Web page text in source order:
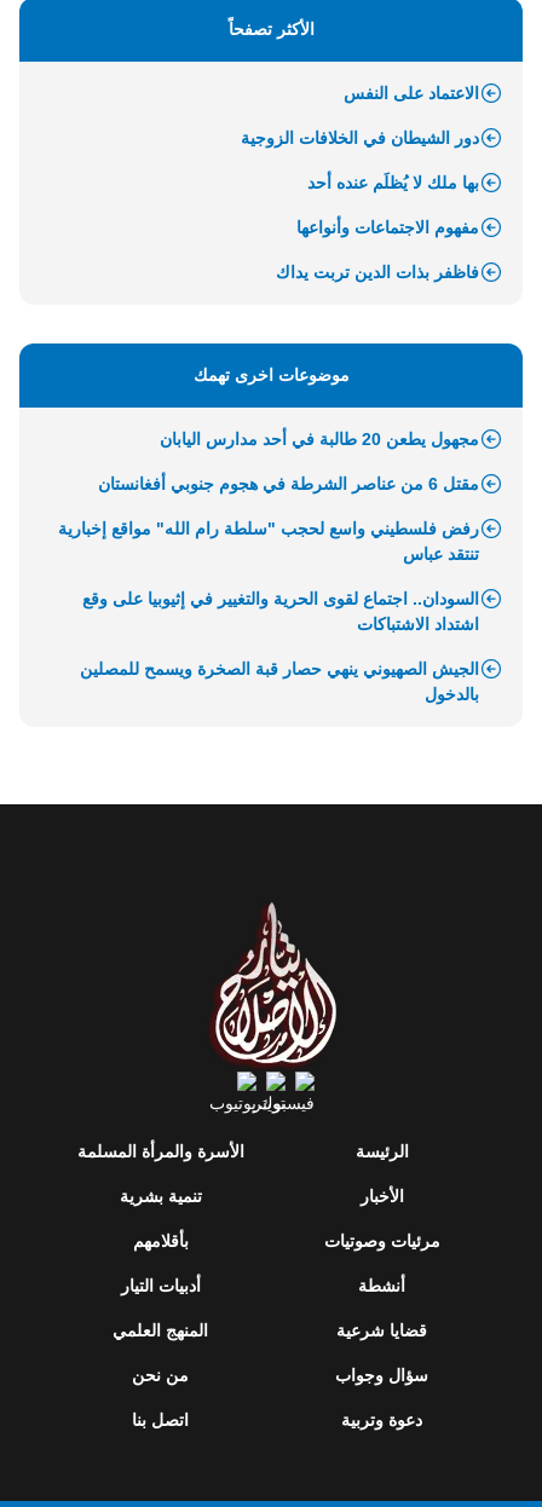
الأكثر تصفحاً
الاعتماد على النفس
دور الشيطان في الخلافات الزوجية
بها ملك لا يُظلَم عنده أحد
مفهوم الاجتماعات وأنواعها
فاظفر بذات الدين تربت يداك
موضوعات اخرى تهمك
مجهول يطعن 20 طالبة في أحد مدارس اليابان
مقتل 6 من عناصر الشرطة في هجوم جنوبي أفغانستان
رفض فلسطيني واسع لحجب "سلطة رام الله" مواقع إخبارية
تنتقد عباس
السودان.. اجتماع لقوى الحرية والتغيير في إثيوبيا على وقع
اشتداد الاشتباكات
الجيش الصهيوني ينهي حصار قبة الصخرة ويسمح للمصلين
بالدخول
الرئيسة
الأخبار
مرئيات وصوتيات
أنشطة
قضايا شرعية
سؤال وجواب
دعوة وتربية
الأسرة والمرأة المسلمة
تنمية بشرية
بأقلامهم
أدبيات التيار
المنهج العلمي
من نحن
اتصل بنا